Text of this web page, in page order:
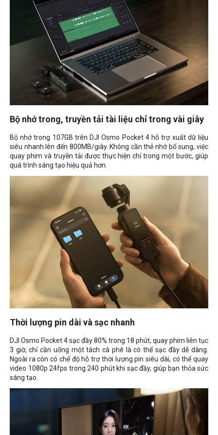
Bộ nhớ trong, truyền tải tài liệu chỉ trong vài giây
Bộ nhớ trong 107GB trên DJI Osmo Pocket 4 hỗ trợ xuất dữ liệu
siêu nhanh lên đến 800MB/giây. Không cần thẻ nhớ bổ sung, việc
quay phim và truyền tải được thực hiện chỉ trong một bước, giúp
quá trình sáng tạo hiệu quả hơn.
Thời lượng pin dài và sạc nhanh
DJI Osmo Pocket 4 sạc đầy 80% trong 18 phút, quay phim liên tục
3 giờ, chỉ cần uống một tách cà phê là có thể sạc đầy dễ dàng.
Ngoài ra còn có chế độ hỗ trợ thời lượng pin siêu dài, có thể quay
video 1080p 24fps trong 240 phút khi sạc đầy, giúp bạn thỏa sức
sáng tạo.